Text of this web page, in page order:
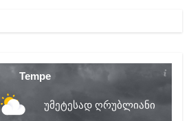
Tempe
უმეტესად ღრუბლიანი